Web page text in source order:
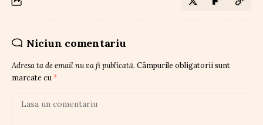
Niciun comentariu
Adresa ta de email nu va fi publicată. Câmpurile obligatorii sunt
marcate cu *